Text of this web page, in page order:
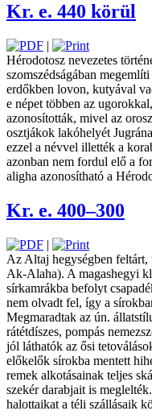
Kr. e. 440 körül
|
Hérodotosz nevezetes
szomszédságában
erdőkben lovon, kutyával
e népet többen az
azonosították, mivel az
osztjákok lakóhelyét
ezzel a névvel illették a
azonban nem fordul elő a
aligha azonosítható a
Kr. e. 400–300
|
Az Altaj hegységben
Ak-Alaha). A ­magashegyi
sírkamrákba befolyt
nem olvadt fel, így a
Megmaradtak az ún.
rátétdíszes, pompás
jól láthatók ­az ősi
előkelők sírokba mentett
remek alkotásainak teljes
szekér ­darabjait is
halottaikat a téli szállásaik